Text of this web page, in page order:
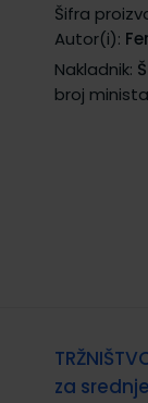
Šifra
Autor(i):
Nakladnik:
broj
za